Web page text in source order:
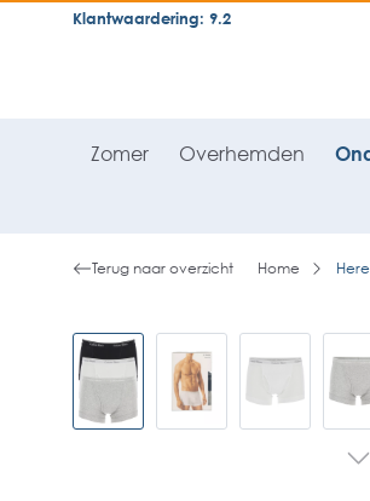
Klantwaardering: 9.2
Zomer Overhemden
Terug naar overzicht Home